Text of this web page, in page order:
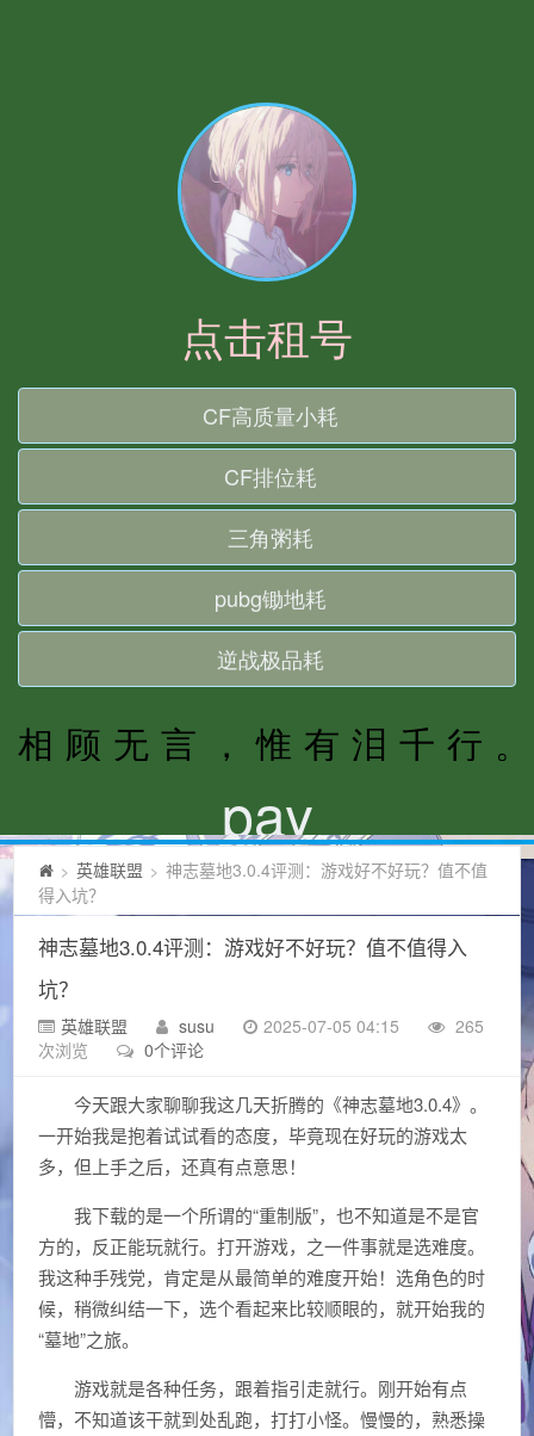
> 英雄联盟 > 神志墓地3.0.4评测：游戏好不好玩？值不值
得入坑？
神志墓地3.0.4评测：游戏好不好玩？值不值得入
坑？
英雄联盟 susu 2025-07-05 04:15
265
次浏览
0个评论
今天跟大家聊聊我这几天折腾的《神志墓地3.0.4》。
一开始我是抱着试试看的态度，毕竟现在好玩的游戏太
多，但上手之后，还真有点意思！
我下载的是一个所谓的“重制版”，也不知道是不是官
方的，反正能玩就行。打开游戏，之一件事就是选难度。
我这种手残党，肯定是从最简单的难度开始！选角色的时
候，稍微纠结一下，选个看起来比较顺眼的，就开始我的
“墓地”之旅。
游戏就是各种任务，跟着指引走就行。刚开始有点
懵，不知道该干就到处乱跑，打打小怪。慢慢的，熟悉操